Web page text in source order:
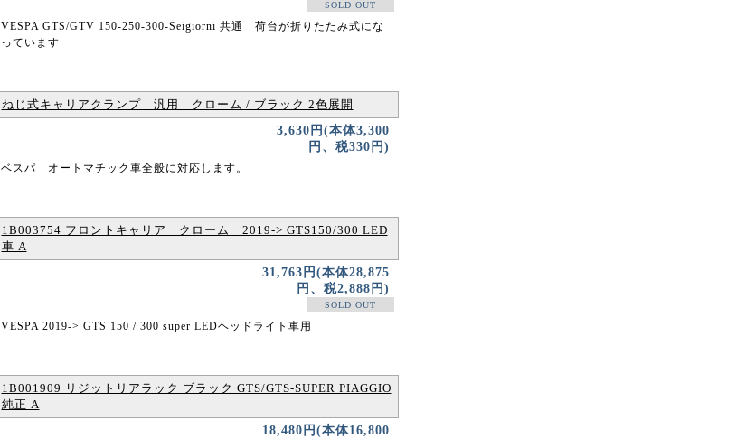
SOLD OUT
VESPA GTS/GTV 150-250-300-Seigiorni 共通 荷台が折りたたみ式にな
っています
ねじ式キャリアクランプ 汎用 クローム / ブラック 2色展開
3,630円(本体3,300
円、税330円)
ベスパ オートマチック車全般に対応します。
1B003754 フロントキャリア クローム 2019-> GTS150/300 LED
車 A
31,763円(本体28,875
円、税2,888円)
SOLD OUT
VESPA 2019-> GTS 150 / 300 super LEDヘッドライト車用
1B001909 リジットリアラック ブラック GTS/GTS-SUPER PIAGGIO
純正 A
18,480円(本体16,800